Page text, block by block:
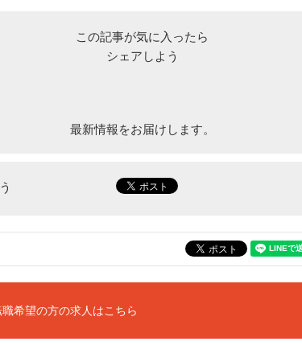
この記事が気に入ったら
シェアしよう
最新情報をお届けします。
希望の方の求人はこちら